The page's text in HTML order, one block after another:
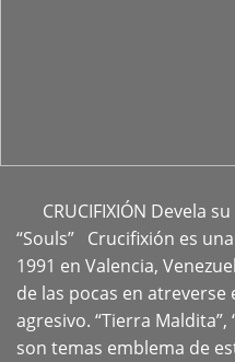
CRUCIFIXIÓN Devela
“Souls” Crucifixión es
1991 en Valencia,
de las pocas en
agresivo. “Tierra Maldita”,
son temas emblema de